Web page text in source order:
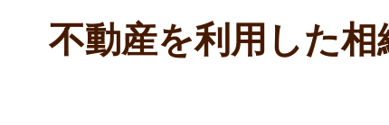
不動産を利用した相